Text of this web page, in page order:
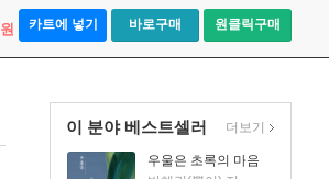
원 카트에 넣기 바로구매 원클릭구매
이 분야 베스트셀러
우울은 초록의 마음
더보기